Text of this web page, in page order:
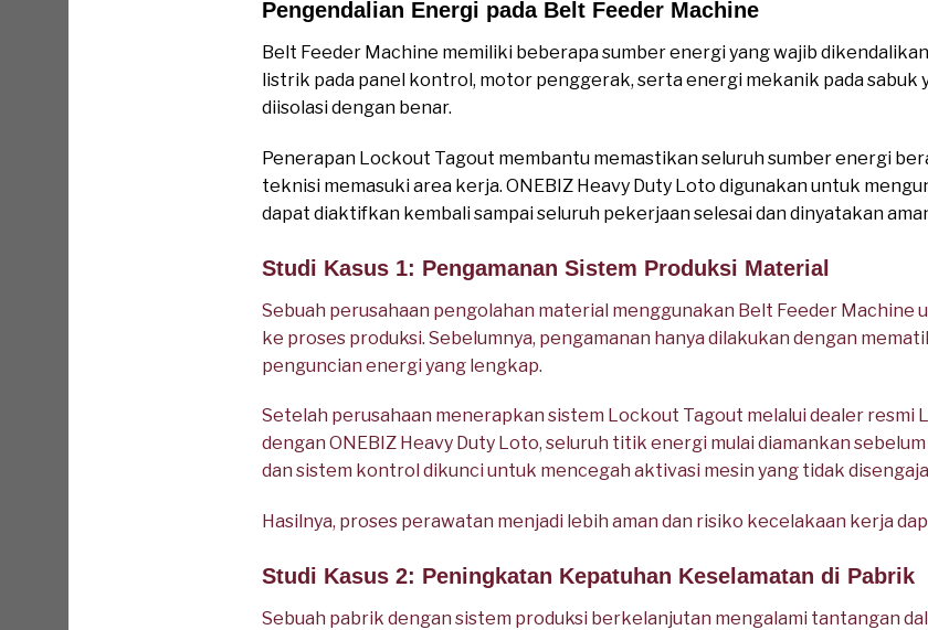
Pengendalian Energi pada Belt Feeder Machine
Belt Feeder Machine memiliki beberapa sumber energi yang wajib
listrik pada panel kontrol, motor penggerak, serta energi mekanik pada sabuk
diisolasi dengan benar.
Penerapan Lockout Tagout membantu memastikan seluruh sumber energi
teknisi memasuki area kerja. ONEBIZ Heavy Duty Loto digunakan untuk
dapat diaktifkan kembali sampai seluruh pekerjaan selesai dan dinyatakan
Studi Kasus 1: Pengamanan Sistem Produksi Material
Sebuah perusahaan pengolahan material menggunakan Belt Feeder Machine
ke proses produksi. Sebelumnya, pengamanan hanya dilakukan dengan
penguncian energi yang lengkap.
Setelah perusahaan menerapkan sistem Lockout Tagout melalui dealer resmi
dengan ONEBIZ Heavy Duty Loto, seluruh titik energi mulai diamankan
dan sistem kontrol dikunci untuk mencegah aktivasi mesin yang tidak
Hasilnya, proses perawatan menjadi lebih aman dan risiko kecelakaan kerja
Studi Kasus 2: Peningkatan Kepatuhan Keselamatan di Pabrik
Sebuah pabrik dengan sistem produksi berkelanjutan mengalami tantangan